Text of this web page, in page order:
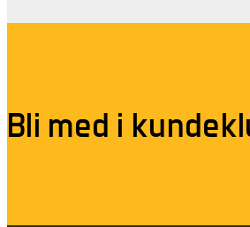
Bli med i